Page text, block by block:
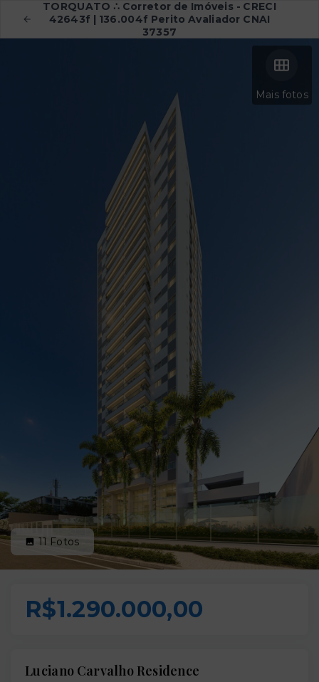
TORQUATO ∴ Corretor de Imóveis - CRECI
42643f | 136.004f Perito Avaliador CNAI
37357
Mais fotos
11 Fotos
R$1.290.000,00
Luciano Carvalho Residence